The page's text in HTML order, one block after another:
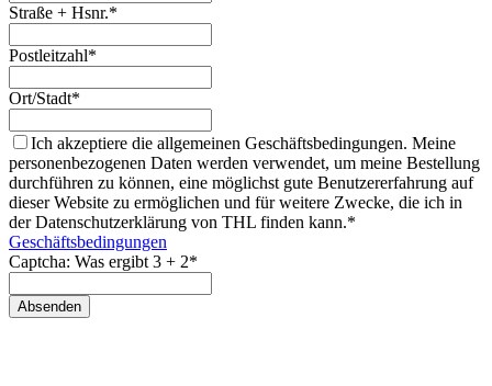
Straße + Hsnr.*
Postleitzahl*
Ort/Stadt*
Ich akzeptiere die allgemeinen Geschäftsbedingungen. Meine
personenbezogenen Daten werden verwendet, um meine Bestellung
durchführen zu können, eine möglichst gute Benutzererfahrung auf
dieser Website zu ermöglichen und für weitere Zwecke, die ich in
der Datenschutzerklärung von THL finden kann.*
Geschäftsbedingungen
Captcha: Was ergibt 3 + 2*